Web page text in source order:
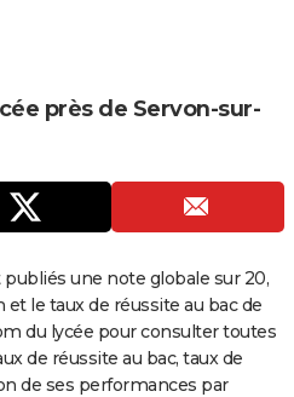
près de Servon-sur-
une note globale sur 20,
le taux de réussite au bac de
du lycée pour consulter toutes
de réussite au bac, taux de
de ses performances par